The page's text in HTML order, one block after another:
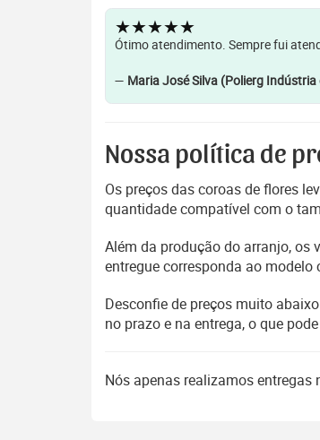
★★★★★
Ótimo atendimento. Sempre fui
— Maria José Silva (Polierg Indústria
Nossa política de
Os preços das coroas de flores
quantidade compatível com o
Além da produção do arranjo, os
entregue corresponda ao modelo
Desconfie de preços muito
no prazo e na entrega, o que
Nós apenas realizamos